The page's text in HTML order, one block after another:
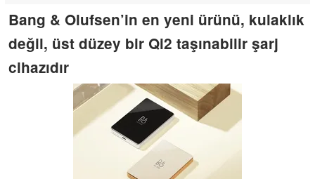
Bang & Olufsen’in en yeni ürünü, kulaklık
değil, üst düzey bir Qi2 taşınabilir şarj
cihazıdır